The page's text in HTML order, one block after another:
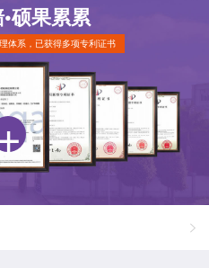
硕果累累
体系，已获得多项专利证书